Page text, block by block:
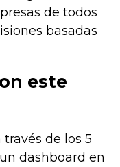
de todos
basadas
este
de los 5
dashboard en